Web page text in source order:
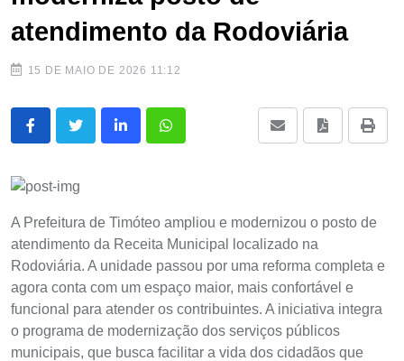
atendimento da Rodoviária
15 DE MAIO DE 2026 11:12
A Prefeitura de Timóteo ampliou e modernizou o posto de
atendimento da Receita Municipal localizado na
Rodoviária. A unidade passou por uma reforma completa e
agora conta com um espaço maior, mais confortável e
funcional para atender os contribuintes. A iniciativa integra
o programa de modernização dos serviços públicos
municipais, que busca facilitar a vida dos cidadãos que